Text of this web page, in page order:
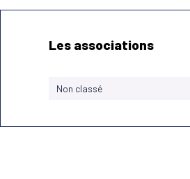
Les associations